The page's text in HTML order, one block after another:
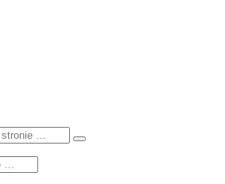
Zamknij